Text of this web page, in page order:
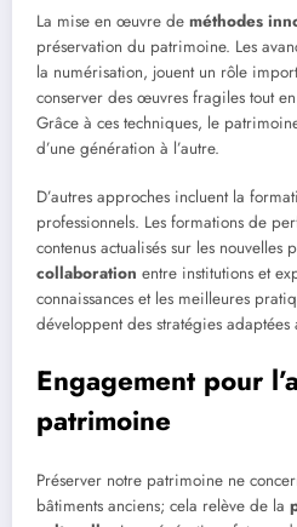
La mise en œuvre de méthodes
préservation du patrimoine. Les
la numérisation, jouent un rôle
conserver des œuvres fragiles tout
Grâce à ces techniques, le
d’une génération à l’autre.
D’autres approches incluent la
professionnels. Les formations de
contenus actualisés sur les nouvelles
collaboration entre institutions et
connaissances et les meilleures
développent des stratégies
Engagement pour
patrimoine
Préserver notre patrimoine ne
bâtiments anciens; cela relève de la